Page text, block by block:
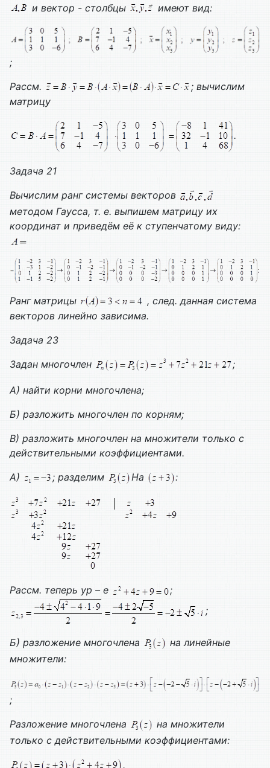
и вектор - столбцы
имеют вид:
;
Рассм.
; вычислим
матрицу
.
Задача 21
Вычислим ранг системы векторов
методом Гаусса, т. е. выпишем матрицу их
координат и приведём её к ступенчатому виду:
Ранг матрицы
, след. данная система
векторов линейно зависима.
Задача 23
Задан многочлен
;
А) найти корни многочлена;
Б) разложить многочлен по корням;
В) разложить многочлен на множители только с
действительными коэффициентами.
А)
; разделим На :
Рассм. теперь ур – е
;
;
Б) разложение многочлена
на линейные
множители:
;
Разложение многочлена
на множители
только с действительными коэффициентами:
.